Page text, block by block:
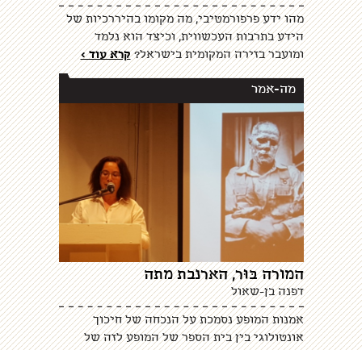
מהו ידע פרפורמטיבי, מה מקומו בהיררכיות של
הידע בתרבות העכשווית, וכיצד הוא נלמד
ומועבר בזירה המקומית בישראל?קרא עוד >
מה-אמר
המורה בּוּר, הארנבת מתה
דפנה בן-שאול
אמנות המופע נסמכת על הנכחה של חיכוך
אונטולוגי בין בית הספר של המופע לזה של